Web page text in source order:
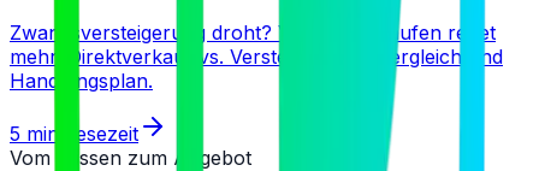
Zwangsversteigerung droht? Vorher verkaufen rettet
mehr. Direktverkauf vs. Versteigerung – Vergleich und
Handlungsplan.
5 min
Lesezeit
Vom Wissen zum Angebot